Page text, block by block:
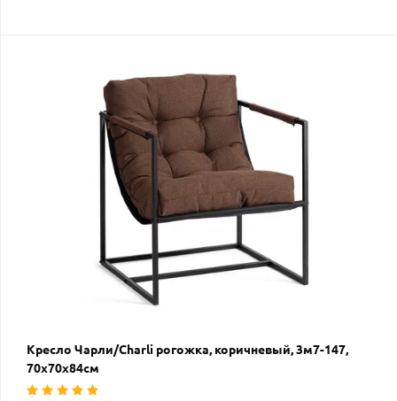
Кресло Чарли/Charli рогожка, коричневый, 3м7-147,
70х70х84см